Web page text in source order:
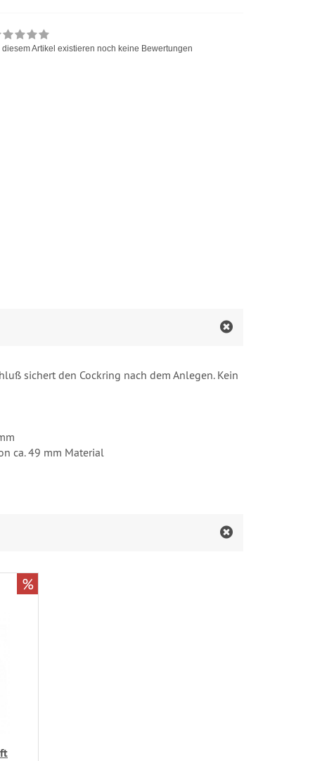
diesem Artikel existieren noch keine Bewertungen
sichert den Cockring nach dem Anlegen. Kein
ca. 49 mm Material
%